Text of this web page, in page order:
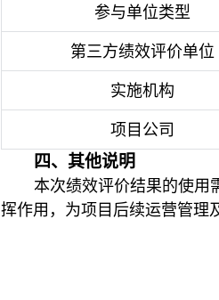
参与单位类型
第三方绩效评价单位
实施机构
项目公司
四、其他说明
本次绩效评价结果的使用
挥作用，为项目后续运营管理